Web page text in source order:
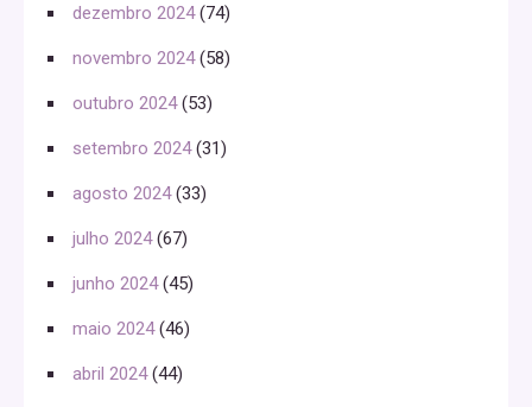
dezembro 2024(74)
novembro 2024(58)
outubro 2024(53)
setembro 2024(31)
agosto 2024(33)
julho 2024(67)
junho 2024(45)
maio 2024(46)
abril 2024(44)